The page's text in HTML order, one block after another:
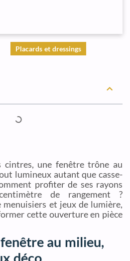
Placards et dressings
une fenêtre trône au
lumineux autant que casse-
profiter de ses rayons
de rangement ?
menuisiers et jeux de lumière,
cette ouverture en pièce
au milieu,
déco